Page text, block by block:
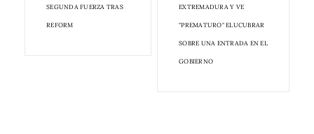
SEGUNDA FUERZA TRAS
REFORM
EXTREMADURA Y VE
"PREMATURO" ELUCUBRAR
SOBRE UNA ENTRADA EN EL
GOBIERNO